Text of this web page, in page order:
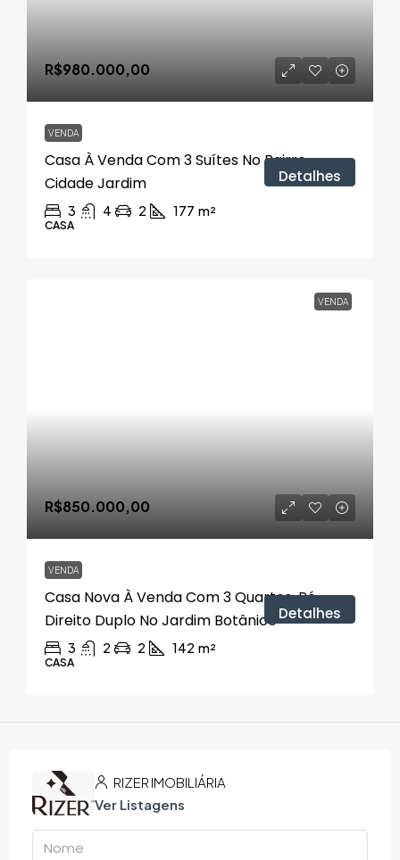
R$980.000,00
VENDA
Casa À Venda Com 3 Suítes No Bairro
Cidade Jardim
3 4 2 177 m²
CASA
Detalhes
VENDA
R$850.000,00
VENDA
Casa Nova À Venda Com 3 Quartos, Pé-
Direito Duplo No Jardim Botânico
3 2 2 142 m²
CASA
Detalhes
RIZER IMOBILIÁRIA
Ver Listagens